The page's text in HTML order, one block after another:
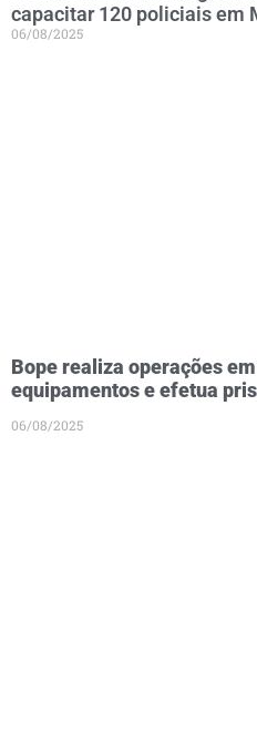
capacitar 120 policiais em
06/08/2025
Bope realiza operações
equipamentos e efetua
06/08/2025